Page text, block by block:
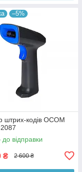
–5%
штрих-кодів OCOM
до відправки
₴ 2 600 ₴